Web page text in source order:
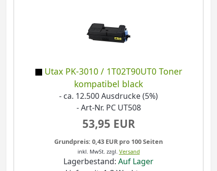
Utax PK-3010 / 1T02T90UT0 Toner
kompatibel black
- ca. 12.500 Ausdrucke (5%)
- Art-Nr. PC UT508
53,95 EUR
Grundpreis: 0,43 EUR pro 100 Seiten
inkl. MwSt. zzgl. Versand
Lagerbestand: Auf Lager